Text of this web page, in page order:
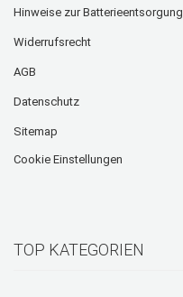
Hinweise zur Batterieentsorgung
Widerrufsrecht
AGB
Datenschutz
Sitemap
Cookie Einstellungen
TOP KATEGORIEN